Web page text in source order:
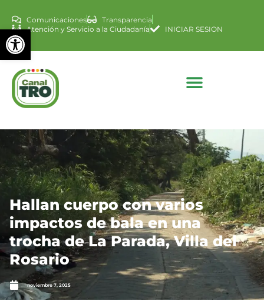
Abrir barra de
Comunicaciones
Transparencia
Atención y Servicio a la Ciudadanía
INICIAR SESION
Hallan cuerpo con varios
impactos de bala en una
trocha de La Parada, Villa del
Rosario
noviembre 7, 2025